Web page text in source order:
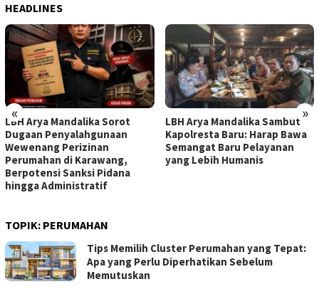
HEADLINES
« »
LBH Arya Mandalika Sorot
Dugaan Penyalahgunaan
Wewenang Perizinan
Perumahan di Karawang,
Berpotensi Sanksi Pidana
hingga Administratif
LBH Arya Mandalika Sambut
Kapolresta Baru: Harap Bawa
Semangat Baru Pelayanan
yang Lebih Humanis
TOPIK: PERUMAHAN
Tips Memilih Cluster Perumahan yang Tepat:
Apa yang Perlu Diperhatikan Sebelum
Memutuskan